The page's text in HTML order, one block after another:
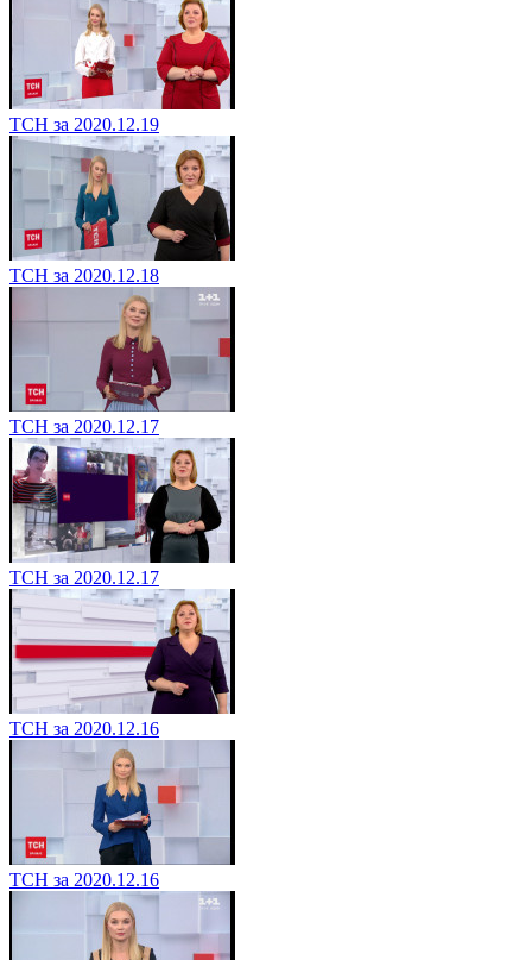
ТСН за 2020.12.19
ТСН за 2020.12.18
ТСН за 2020.12.17
ТСН за 2020.12.17
ТСН за 2020.12.16
ТСН за 2020.12.16